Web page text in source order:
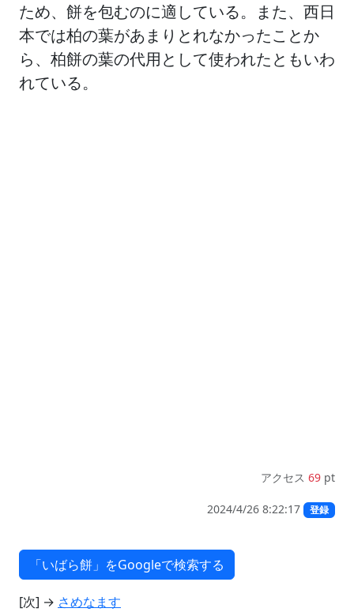
ため、餅を包むのに適している。また、西日
本では柏の葉があまりとれなかったことか
ら、柏餅の葉の代用として使われたともいわ
れている。
アクセス 69 pt
2024/4/26 8:22:17 登録
[次] → さめなます